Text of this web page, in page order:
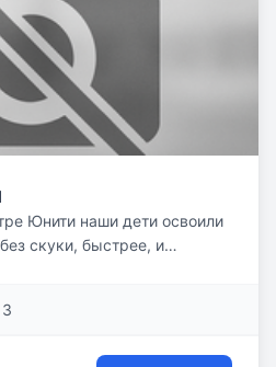
Юнити наши дети освоили
скуки, быстрее, и